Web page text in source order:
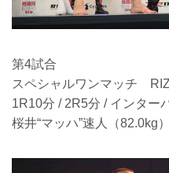
第4試合
スペシャルワンマッチ
1R10分 / 2R5分 / インター
桜井“マッハ”速人（82.0kg